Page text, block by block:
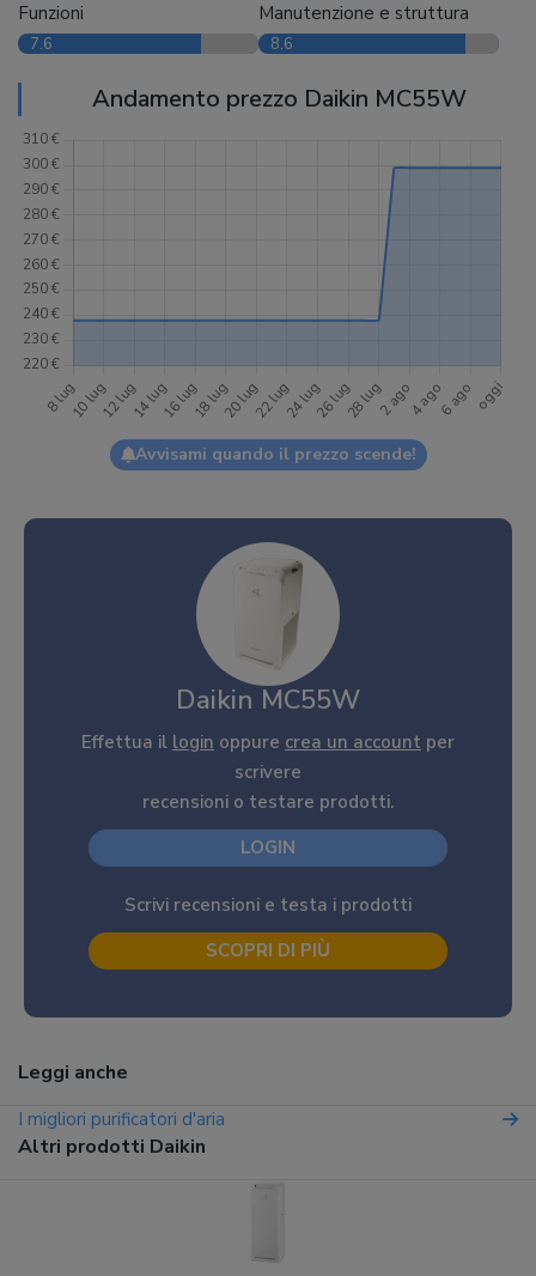
Funzioni
7.6
Manutenzione e struttura
8.6
Andamento prezzo Daikin MC55W
Avvisami quando il prezzo scende!
Daikin MC55W
Effettua il login oppure crea un account per
scrivere
recensioni o testare prodotti.
LOGIN
Scrivi recensioni e testa i prodotti
SCOPRI DI PIÙ
Leggi anche
I migliori purificatori d'aria
Altri prodotti Daikin